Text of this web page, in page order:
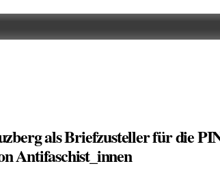
als Briefzusteller für die
Antifaschist_innen